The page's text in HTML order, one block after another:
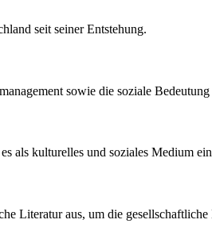
seit seiner Entstehung.
sowie die soziale Bedeutung
als kulturelles und soziales Medium
Literatur aus, um die